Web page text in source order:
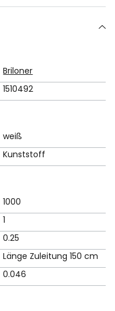
Briloner
1510492
weiß
Kunststoff
1000
1
0.25
Länge Zuleitung 150 cm
0.046